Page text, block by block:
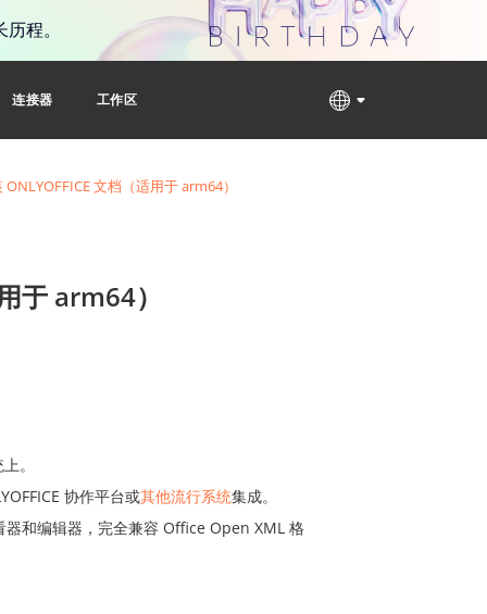
程。
连接器 工作区
文档（适用于 arm64）
于 arm64）
。
协作平台或其他流行系统集成。
和编辑器，完全兼容 Office Open XML 格